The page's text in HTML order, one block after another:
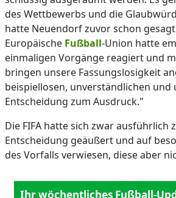
des Wettbewerbs und die
hatte Neuendorf zuvor schon
Europäische Fußball-Union hatte
einmaligen Vorgänge reagiert und
bringen unsere Fassungslosigkeit
beispiellosen, unverständlichen
Entscheidung zum Ausdruck."
Die FIFA hatte sich zwar ausführlich
Entscheidung geäußert und auf
des Vorfalls verwiesen, diese aber
Ihr wöchentliches Fußball-